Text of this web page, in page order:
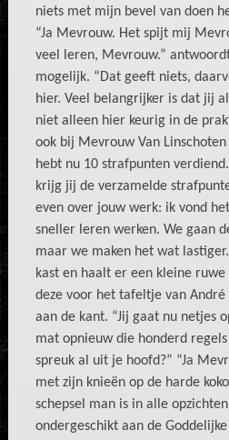
niets met mijn bevel van doen
“Ja Mevrouw. Het spijt mij
veel leren, Mevrouw.”
mogelijk. “Dat geeft niets,
hier. Veel belangrijker is dat jij
niet alleen hier keurig in de
ook bij Mevrouw Van
hebt nu 10 strafpunten
krijg jij de verzamelde
even over jouw werk: ik vond
sneller leren werken. We gaan
maar we maken het wat
kast en haalt er een kleine
deze voor het tafeltje van
aan de kant. “Jij gaat nu netjes
mat opnieuw die honderd
spreuk al uit je hoofd?” “Ja
met zijn knieën op de harde
schepsel man is in alle
ondergeschikt aan de